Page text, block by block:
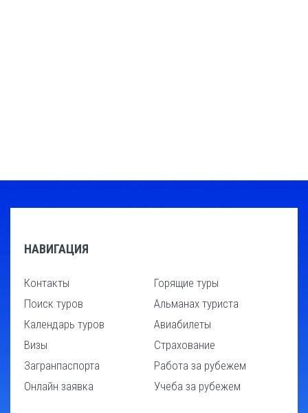
НАВИГАЦИЯ
Контакты
Поиск туров
Календарь туров
Визы
Загранпаспорта
Онлайн заявка
Горящие туры
Альманах туриста
Авиабилеты
Страхование
Работа за рубежем
Учеба за рубежем